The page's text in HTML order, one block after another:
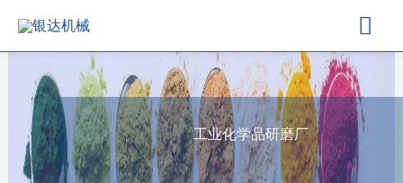
主
单
工业化学品研磨厂